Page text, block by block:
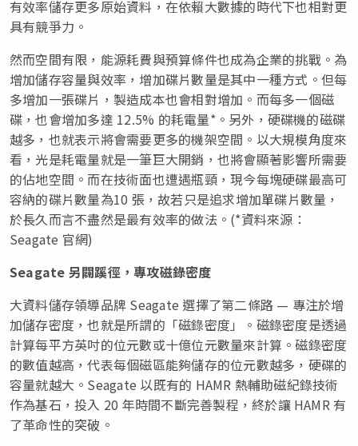
有效率儲存更多原始資料，在依賴大數據的時代下也相對更
具有競爭力。
然而空間有限，能源耗費與預算條件也成為企業的挑戰。為
增加儲存容量與效率，增加碟片數量是其中一種方式。但每
多增加一張碟片，製造成本也會相對增加。而每多一個磁
碟，也會增加多達 12.5% 的耗電量*。另外，硬碟機的磁碟
越多，也就表示將會需要更多的機架空間。以大規模角度來
看，光是耗電量就是一筆巨大開銷，也將會顯著影響所需要
的佔地空間。而在技術面也遭遇瓶頸，現今每塊硬碟最高可
容納的碟片數量為10 張，故若只是追求增加單碟片數量，
於長久而言不盡然是最有效率的做法。(*資料來源：
Seagate 官網)
Seagate 另闢蹊徑，專攻磁錄密度
大資料儲存領導品牌 Seagate 選擇了第二條路 — 專注於增
加儲存密度，也就是所謂的「磁錄密度」。磁錄密度是透過
計算每平方英吋的位元數或十億位元數量來計算。磁錄密度
的數值越高，代表每個磁區能夠儲存的位元數越多，硬碟的
容量就越大。Seagate 以既有的 HAMR 熱輔助磁紀錄技術
作為基石，投入 20 年時間不斷完善製程，終於讓 HAMR 有
了革命性的突破。